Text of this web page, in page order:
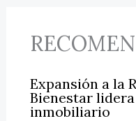
Expansión a la
Bienestar
inmobiliario